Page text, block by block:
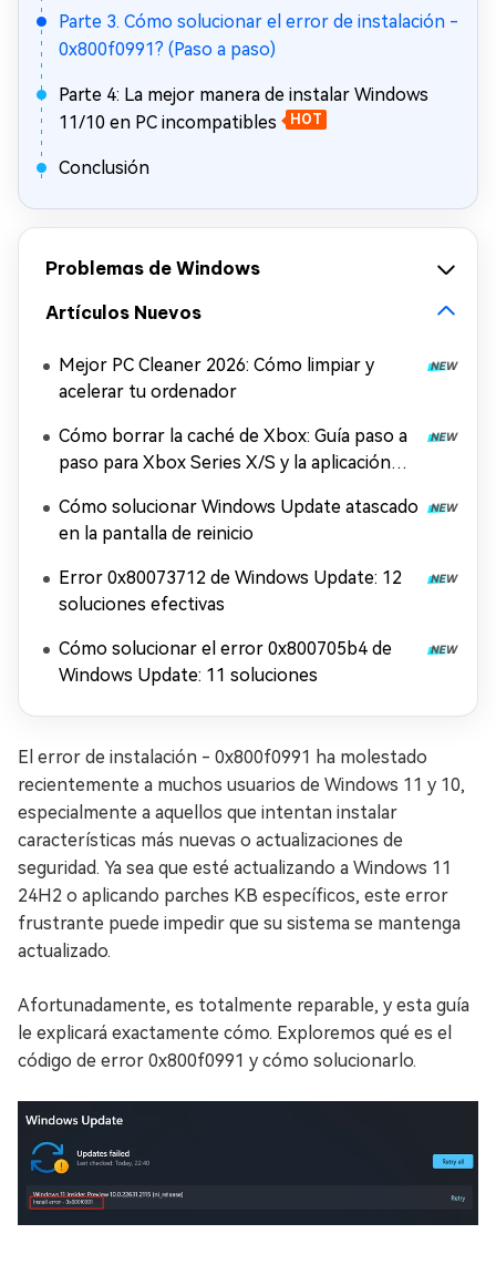
Parte 3. Cómo solucionar el error de instalación -
0x800f0991? (Paso a paso)
Parte 4: La mejor manera de instalar Windows
11/10 en PC incompatibles
HOT
Conclusión
Problemas de Windows
Artículos Nuevos
Mejor PC Cleaner 2026: Cómo limpiar y
acelerar tu ordenador
Cómo borrar la caché de Xbox: Guía paso a
paso para Xbox Series X/S y la aplicación
Cómo solucionar Windows Update atascado
en la pantalla de reinicio
Error 0x80073712 de Windows Update: 12
soluciones efectivas
Cómo solucionar el error 0x800705b4 de
Windows Update: 11 soluciones
El error de instalación - 0x800f0991 ha molestado
recientemente a muchos usuarios de Windows 11 y 10,
especialmente a aquellos que intentan instalar
características más nuevas o actualizaciones de
seguridad. Ya sea que esté actualizando a Windows 11
24H2 o aplicando parches KB específicos, este error
frustrante puede impedir que su sistema se mantenga
actualizado.
Afortunadamente, es totalmente reparable, y esta guía
le explicará exactamente cómo. Exploremos qué es el
código de error 0x800f0991 y cómo solucionarlo.